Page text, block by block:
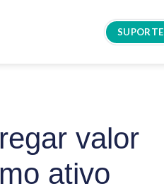
SUPORTE
valor
ativo